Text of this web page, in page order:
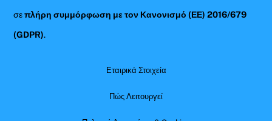
σεπλήρη συμμόρφωση με τον Κανονισμό (ΕΕ) 2016/679
(GDPR).
Εταιρικά Στοιχεία
Πώς Λειτουργεί